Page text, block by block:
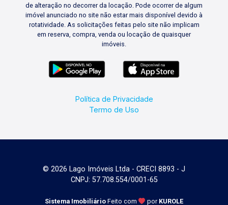
de alteração no decorrer da locação. Pode ocorrer de algum
imóvel anunciado no site não estar mais disponível devido à
rotatividade. As solicitações feitas pelo site não implicam
em reserva, compra, venda ou locação de quaisquer
imóveis.
Política de Privacidade
Termo de Uso
© 2026 Lago Imóveis Ltda - CRECI 8893 - J
CNPJ: 57.708.554/0001-65
Sistema Imobiliário Feito com por KUROLE